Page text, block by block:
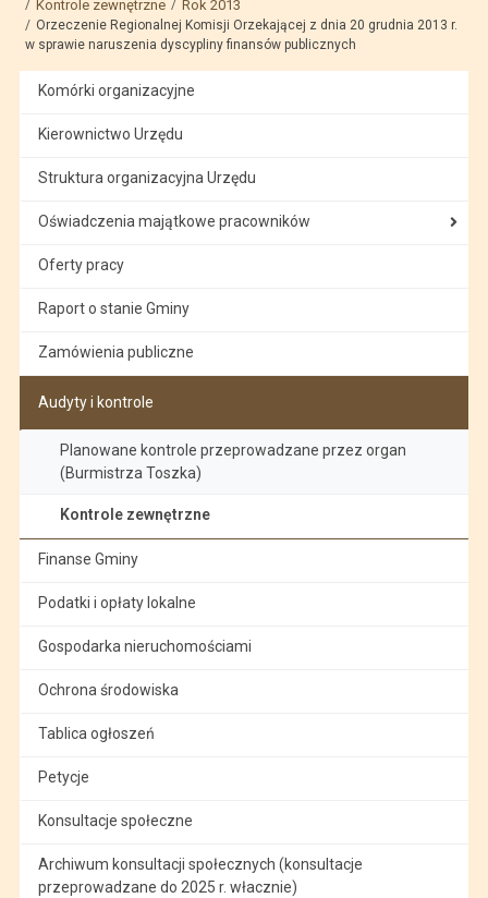
Kontrole zewnętrzne
Rok 2013
Orzeczenie Regionalnej Komisji Orzekającej z dnia 20 grudnia 2013 r.
w sprawie naruszenia dyscypliny finansów publicznych
Komórki organizacyjne
Kierownictwo Urzędu
Struktura organizacyjna Urzędu
Oświadczenia majątkowe pracowników
Oferty pracy
Raport o stanie Gminy
Zamówienia publiczne
Audyty i kontrole
Planowane kontrole przeprowadzane przez organ
(Burmistrza Toszka)
Kontrole zewnętrzne
Finanse Gminy
Podatki i opłaty lokalne
Gospodarka nieruchomościami
Ochrona środowiska
Tablica ogłoszeń
Petycje
Konsultacje społeczne
Archiwum konsultacji społecznych (konsultacje
przeprowadzane do 2025 r. włacznie)